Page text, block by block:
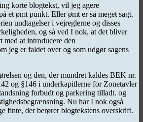
korte blogtekst, vil jeg agere
et ømt punkt. Eller ømt er så meget sagt.
undtagelser i vejreglerne og disses
og så ved I nok, at det bliver
med at introducere den
jeg er faldet over og som udgør sagens
og den, der mundret kaldes BEK nr.
og §146 i underkapitlerne for Zonetavler
forbudt og parkering tilladt. og
Nu har I nok også
finte, der berører blogtekstens overskrift.